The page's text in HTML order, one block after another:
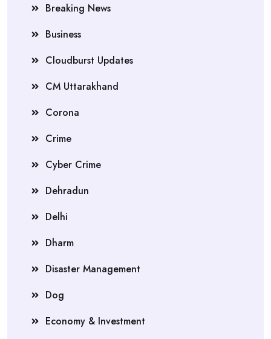
Breaking News
Business
Cloudburst Updates
CM Uttarakhand
Corona
Crime
Cyber Crime
Dehradun
Delhi
Dharm
Disaster Management
Dog
Economy & Investment